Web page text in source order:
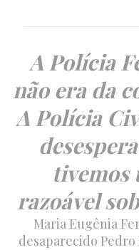
A Polícia
não era da
A Polícia
tivemos
razoável
Maria Eugênia
desaparecido